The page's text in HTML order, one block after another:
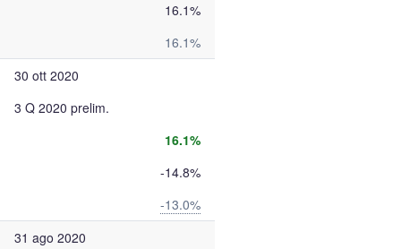
16.1%
16.1%
30 ott 2020
3 Q 2020 prelim.
16.1%
-14.8%
-13.0%
31 ago 2020